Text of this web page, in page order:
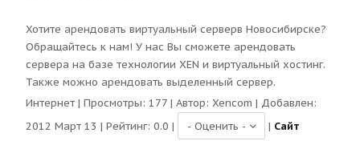
Хотите арендовать виртуальный серверв Новосибирске?
Обращайтесь к нам! У нас Вы сможете арендовать
сервера на базе технологии XEN и виртуальный хостинг.
Также можно арендовать выделенный сервер.
Интернет | Просмотры: 177 | Автор: Xencom | Добавлен:
2012 Март 13 | Рейтинг: 0.0 | | Сайт